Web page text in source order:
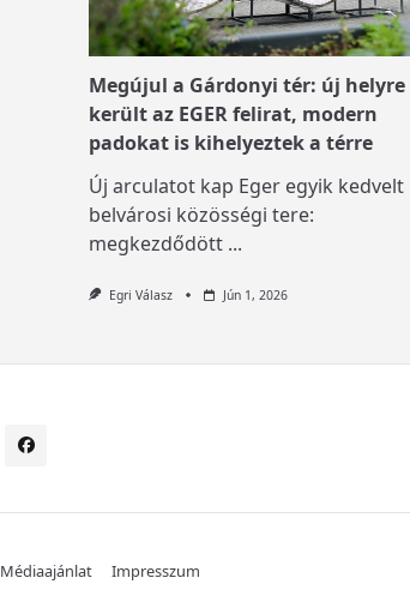
Megújul a Gárdonyi tér: új helyre
került az EGER felirat, modern
padokat is kihelyeztek a térre
Új arculatot kap Eger egyik kedvelt
belvárosi közösségi tere:
megkezdődött ...
Egri Válasz Jún 1, 2026
Médiaajánlat Impresszum